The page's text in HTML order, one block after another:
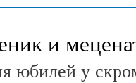
и
юбилей у